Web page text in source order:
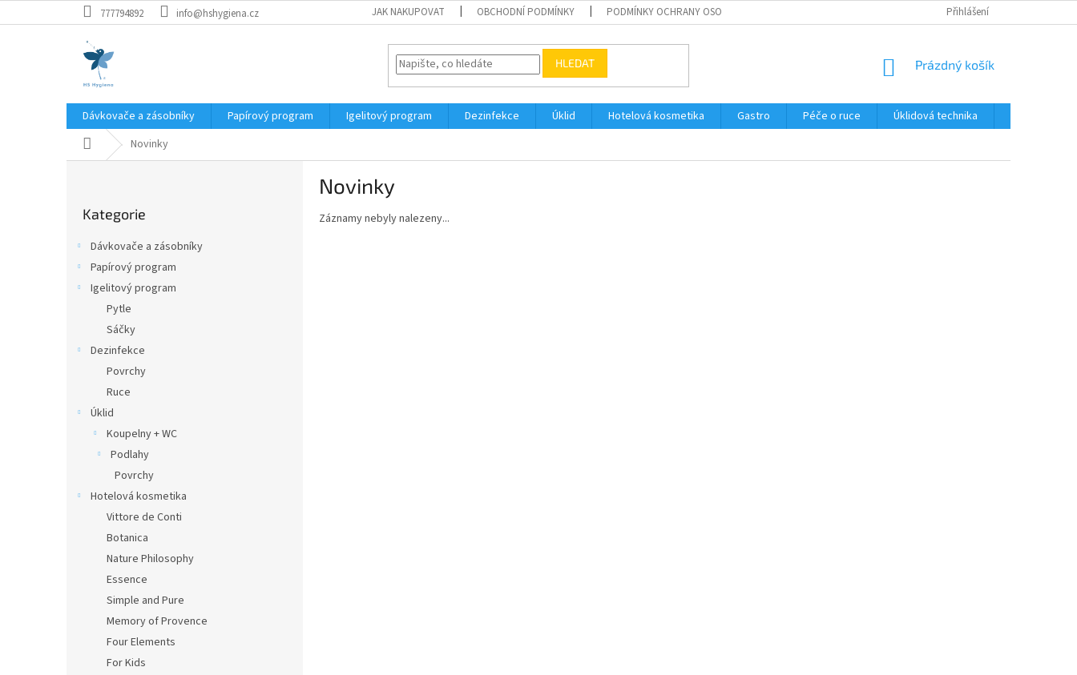
na
777794892 info@hshygiena.cz JAK NAKUPOVAT OBCHODNÍ PODMÍNKY PODMÍNKY OCHRANY OSOBNÍCH ÚDAJŮ Přihlášení
HLEDAT
NÁKUPNÍ
Prázdný košík
Dávkovače a zásobníky Papírový program Igelitový program Dezinfekce Úklid Hotelová kosmetika Gastro Péče o ruce Úklidová technika
Domů Novinky
kategorie
Kategorie
Dávkovače a zásobníky
Papírový program
Igelitový program
Pytle
Sáčky
Dezinfekce
Povrchy
Ruce
Úklid
Koupelny + WC
Podlahy
Povrchy
Hotelová kosmetika
Vittore de Conti
Botanica
Nature Philosophy
Essence
Simple and Pure
Memory of Provence
Four Elements
For Kids
Novinky
Záznamy nebyly nalezeny...